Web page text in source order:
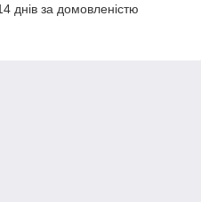
днів за домовленістю